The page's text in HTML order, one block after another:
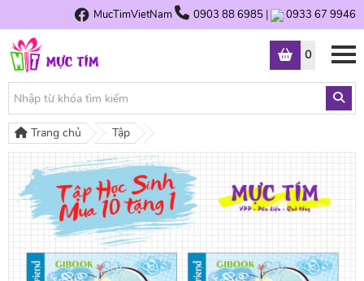
MucTimVietNam 0903 88 6985 | 0933 67 9946
0
Trang chủ Tập